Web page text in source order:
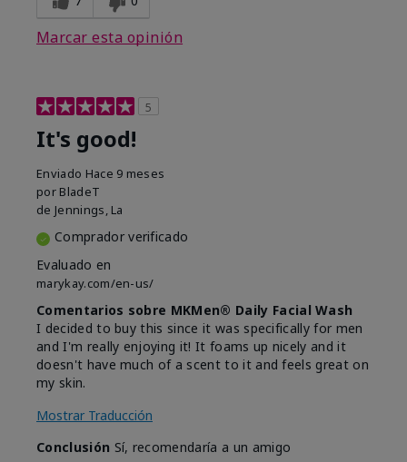
Marcar esta opinión
5
It's good!
Enviado Hace 9 meses
por BladeT
de Jennings, La
Comprador verificado
Evaluado en
marykay.com/en-us/
Comentarios sobre MKMen® Daily Facial Wash
I decided to buy this since it was specifically for men
and I'm really enjoying it! It foams up nicely and it
doesn't have much of a scent to it and feels great on
my skin.
Mostrar Traducción
Conclusión Sí, recomendaría a un amigo